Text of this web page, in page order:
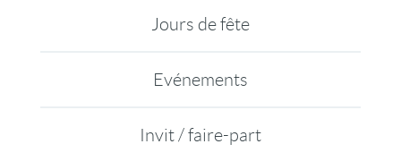
Jours de fête
Evénements
Invit / faire-part